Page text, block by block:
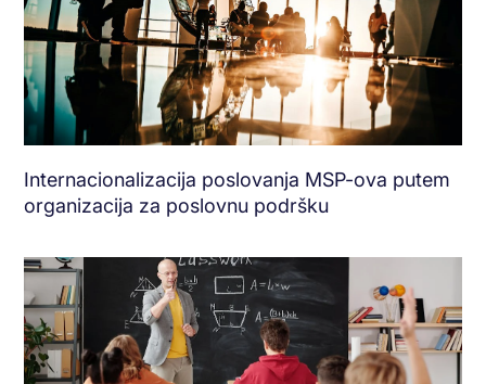
Internacionalizacija poslovanja MSP-ova putem
organizacija za poslovnu podršku